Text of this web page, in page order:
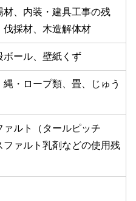
材、内装・建具工事の残
伐採材、木造解体材
ボール、壁紙くず
縄・ロープ類、畳、じゅう
ァルト（タールピッチ
ファルト乳剤などの使用残